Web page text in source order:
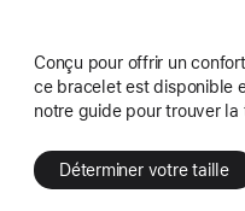
Conçu pour offrir un
ce bracelet est disponible
notre guide pour trouver
Déterminer votre taille